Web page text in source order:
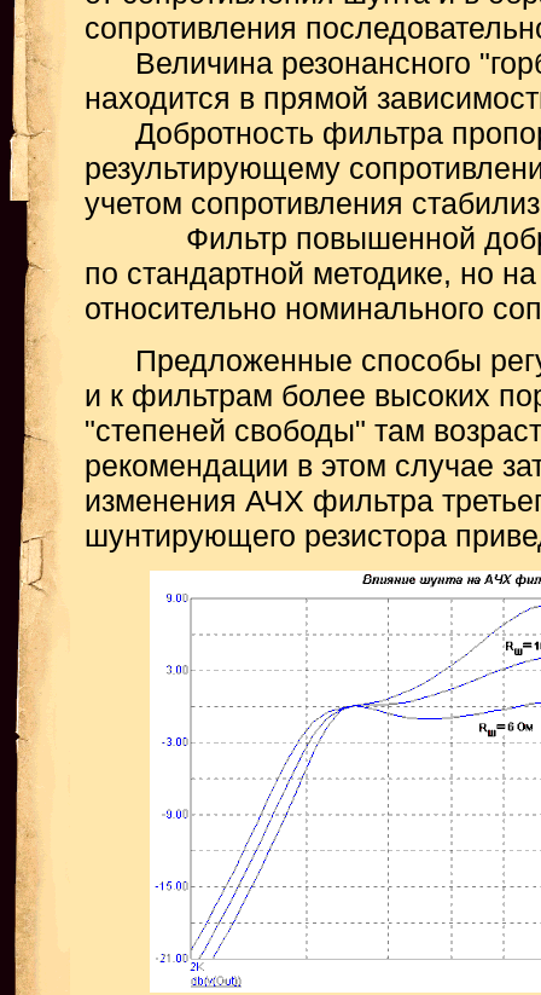
сопротивления
Величина резонансного
находится в прямой
Добротность фильтра
результирующему
учетом сопротивления
Фильтр повышенной
по стандартной методике, но
относительно номинального
Предложенные способы
и к фильтрам более высоких
"степеней свободы" там
рекомендации в этом случае
изменения АЧХ фильтра
шунтирующего резистора